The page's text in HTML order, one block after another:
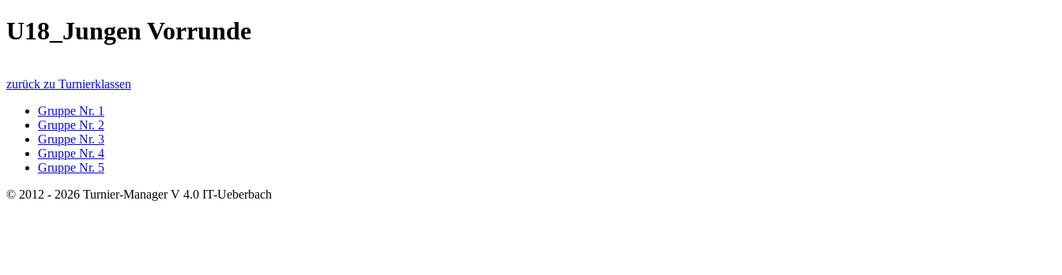
U18_Jungen Vorrunde
zurück zu Turnierklassen
Gruppe Nr. 1
Gruppe Nr. 2
Gruppe Nr. 3
Gruppe Nr. 4
Gruppe Nr. 5
© 2012 - 2026 Turnier-Manager V 4.0 IT-Ueberbach